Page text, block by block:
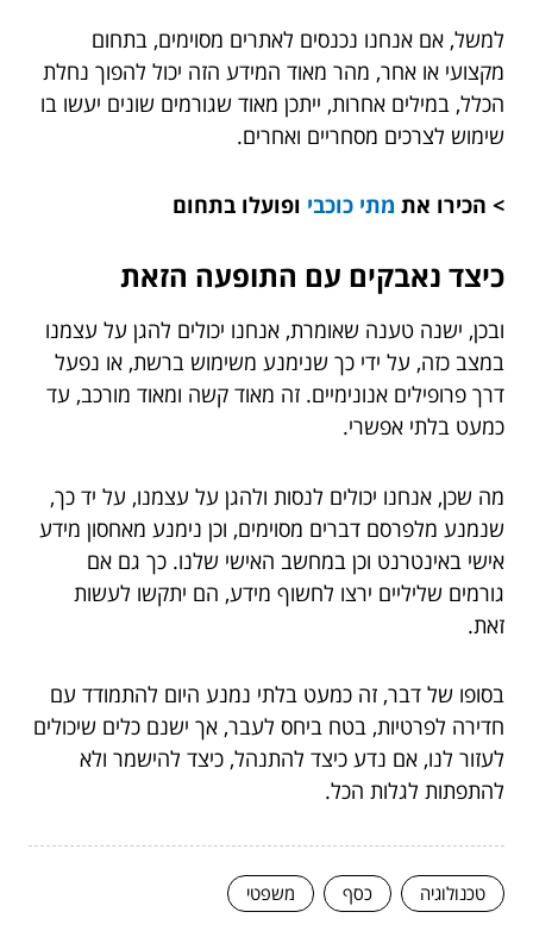
למשל, אם אנחנו נכנסים לאתרים מסוימים, בתחום
מקצועי או אחר, מהר מאוד המידע הזה יכול להפוך נחלת
הכלל, במילים אחרות, ייתכן מאוד שגורמים שונים יעשו בו
שימוש לצרכים מסחריים ואחרים.
> הכירו את מתי כוכבי ופועלו בתחום
כיצד נאבקים עם התופעה הזאת
ובכן, ישנה טענה שאומרת, אנחנו יכולים להגן על עצמנו
במצב כזה, על ידי כך שנימנע משימוש ברשת, או נפעל
דרך פרופילים אנונימיים. זה מאוד קשה ומאוד מורכב, עד
כמעט בלתי אפשרי.
מה שכן, אנחנו יכולים לנסות ולהגן על עצמנו, על יד כך,
שנמנע מלפרסם דברים מסוימים, וכן נימנע מאחסון מידע
אישי באינטרנט וכן במחשב האישי שלנו. כך גם אם
גורמים שליליים ירצו לחשוף מידע, הם יתקשו לעשות
זאת.
בסופו של דבר, זה כמעט בלתי נמנע היום להתמודד עם
חדירה לפרטיות, בטח ביחס לעבר, אך ישנם כלים שיכולים
לעזור לנו, אם נדע כיצד להתנהל, כיצד להישמר ולא
להתפתות לגלות הכל.
טכנולוגיה כסף משפטי